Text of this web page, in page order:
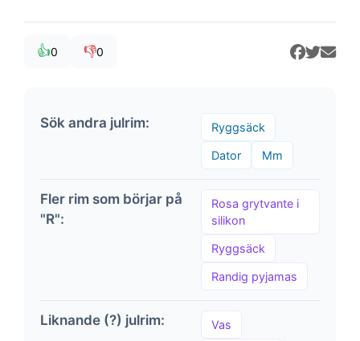
👍0 👎0
Sök andra julrim: Ryggsäck
Dator Mm
Fler rim som börjar på
"R":
Rosa grytvante i
silikon
Ryggsäck
Randig pyjamas
Liknande (?) julrim: Vas